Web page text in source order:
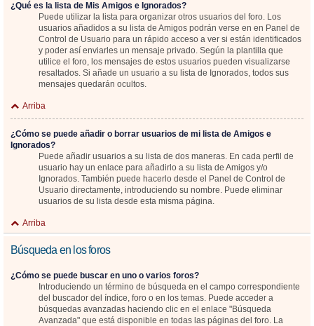
¿Qué es la lista de Mis Amigos e Ignorados?
Puede utilizar la lista para organizar otros usuarios del foro. Los
usuarios añadidos a su lista de Amigos podrán verse en en Panel de
Control de Usuario para un rápido acceso a ver si están identificados
y poder así enviarles un mensaje privado. Según la plantilla que
utilice el foro, los mensajes de estos usuarios pueden visualizarse
resaltados. Si añade un usuario a su lista de Ignorados, todos sus
mensajes quedarán ocultos.
Arriba
¿Cómo se puede añadir o borrar usuarios de mi lista de Amigos e
Ignorados?
Puede añadir usuarios a su lista de dos maneras. En cada perfil de
usuario hay un enlace para añadirlo a su lista de Amigos y/o
Ignorados. También puede hacerlo desde el Panel de Control de
Usuario directamente, introduciendo su nombre. Puede eliminar
usuarios de su lista desde esta misma página.
Arriba
Búsqueda en los foros
¿Cómo se puede buscar en uno o varios foros?
Introduciendo un término de búsqueda en el campo correspondiente
del buscador del índice, foro o en los temas. Puede acceder a
búsquedas avanzadas haciendo clic en el enlace "Búsqueda
Avanzada" que está disponible en todas las páginas del foro. La